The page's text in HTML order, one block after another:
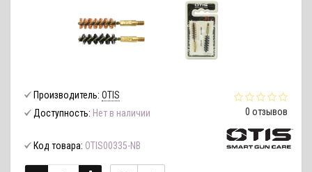
0 отзывов
Производитель: OTIS
Доступность: Нет в наличии
Код товара: OTIS00335-NB